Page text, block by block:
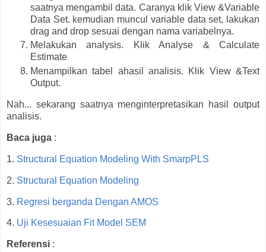
saatnya mengambil data. Caranya klik View &Variable
Data Set. kemudian muncul variable data set, lakukan
drag and drop sesuai dengan nama variabelnya.
Melakukan analysis. Klik Analyse & Calculate
Estimate
Menampilkan tabel ahasil analisis. Klik View &Text
Output.
Nah... sekarang saatnya menginterpretasikan hasil output
analisis.
Baca juga :
1. Structural Equation Modeling With SmarpPLS
2. Structural Equation Modeling
3. Regresi berganda Dengan AMOS
4. Uji Kesesuaian Fit Model SEM
Referensi :